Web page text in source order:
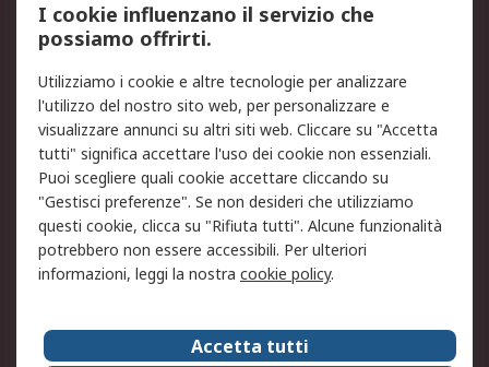
Legale
Informativa Cookie
Informativa Privacy -
Aggiornata
Email Security
Termini d'uso
Condizioni di vendita
Condizioni generali di
servizio
Etica e responsabilità
Chi Siamo
Chi Siamo
Contattaci
Supporto
ESG
I cookie influenzano il servizio che
possiamo offrirti.
Utilizziamo i cookie e altre tecnologie per analizzare
l'utilizzo del nostro sito web, per personalizzare e
visualizzare annunci su altri siti web. Cliccare su "Accetta
tutti" significa accettare l'uso dei cookie non essenziali.
Puoi scegliere quali cookie accettare cliccando su
"Gestisci preferenze". Se non desideri che utilizziamo
questi cookie, clicca su "Rifiuta tutti". Alcune funzionalità
potrebbero non essere accessibili. Per ulteriori
informazioni, leggi la nostra cookie policy.
Accetta tutti